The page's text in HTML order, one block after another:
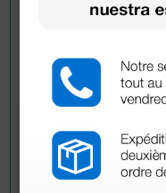
¿Todavía tienes
han adquirido este